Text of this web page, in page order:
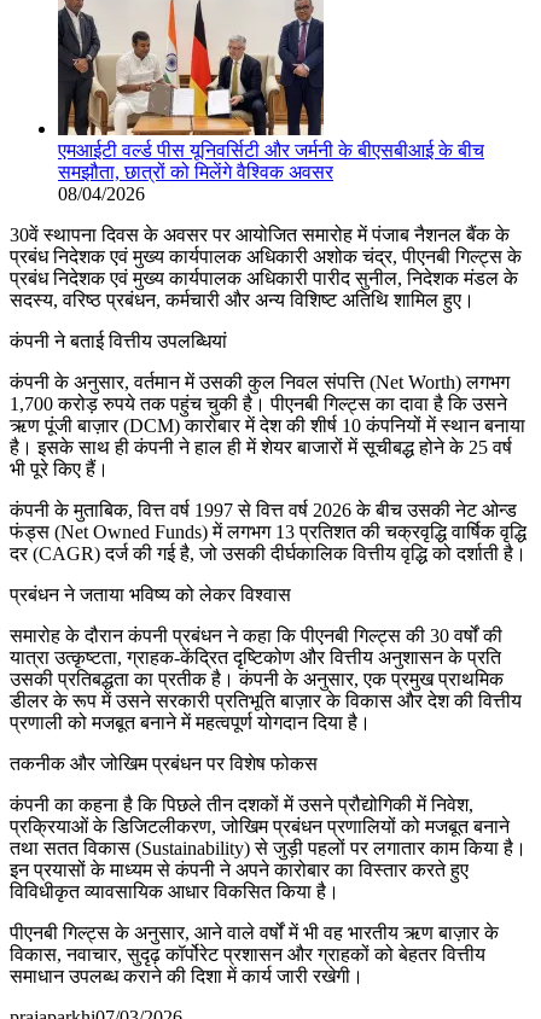
एमआईटी वर्ल्ड पीस यूनिवर्सिटी और जर्मनी के बीएसबीआई के बीच
समझौता, छात्रों को मिलेंगे वैश्विक अवसर
08/04/2026
30वें स्थापना दिवस के अवसर पर आयोजित समारोह में पंजाब नैशनल बैंक के
प्रबंध निदेशक एवं मुख्य कार्यपालक अधिकारी अशोक चंद्र, पीएनबी गिल्ट्स के
प्रबंध निदेशक एवं मुख्य कार्यपालक अधिकारी पारीद सुनील, निदेशक मंडल के
सदस्य, वरिष्ठ प्रबंधन, कर्मचारी और अन्य विशिष्ट अतिथि शामिल हुए।
कंपनी ने बताई वित्तीय उपलब्धियां
कंपनी के अनुसार, वर्तमान में उसकी कुल निवल संपत्ति (Net Worth) लगभग
1,700 करोड़ रुपये तक पहुंच चुकी है। पीएनबी गिल्ट्स का दावा है कि उसने
ऋण पूंजी बाज़ार (DCM) कारोबार में देश की शीर्ष 10 कंपनियों में स्थान बनाया
है। इसके साथ ही कंपनी ने हाल ही में शेयर बाजारों में सूचीबद्ध होने के 25 वर्ष
भी पूरे किए हैं।
कंपनी के मुताबिक, वित्त वर्ष 1997 से वित्त वर्ष 2026 के बीच उसकी नेट ओन्ड
फंड्स (Net Owned Funds) में लगभग 13 प्रतिशत की चक्रवृद्धि वार्षिक वृद्धि
दर (CAGR) दर्ज की गई है, जो उसकी दीर्घकालिक वित्तीय वृद्धि को दर्शाती है।
प्रबंधन ने जताया भविष्य को लेकर विश्वास
समारोह के दौरान कंपनी प्रबंधन ने कहा कि पीएनबी गिल्ट्स की 30 वर्षों की
यात्रा उत्कृष्टता, ग्राहक-केंद्रित दृष्टिकोण और वित्तीय अनुशासन के प्रति
उसकी प्रतिबद्धता का प्रतीक है। कंपनी के अनुसार, एक प्रमुख प्राथमिक
डीलर के रूप में उसने सरकारी प्रतिभूति बाज़ार के विकास और देश की वित्तीय
प्रणाली को मजबूत बनाने में महत्वपूर्ण योगदान दिया है।
तकनीक और जोखिम प्रबंधन पर विशेष फोकस
कंपनी का कहना है कि पिछले तीन दशकों में उसने प्रौद्योगिकी में निवेश,
प्रक्रियाओं के डिजिटलीकरण, जोखिम प्रबंधन प्रणालियों को मजबूत बनाने
तथा सतत विकास (Sustainability) से जुड़ी पहलों पर लगातार काम किया है।
इन प्रयासों के माध्यम से कंपनी ने अपने कारोबार का विस्तार करते हुए
विविधीकृत व्यावसायिक आधार विकसित किया है।
पीएनबी गिल्ट्स के अनुसार, आने वाले वर्षों में भी वह भारतीय ऋण बाज़ार के
विकास, नवाचार, सुदृढ़ कॉर्पोरेट प्रशासन और ग्राहकों को बेहतर वित्तीय
समाधान उपलब्ध कराने की दिशा में कार्य जारी रखेगी।